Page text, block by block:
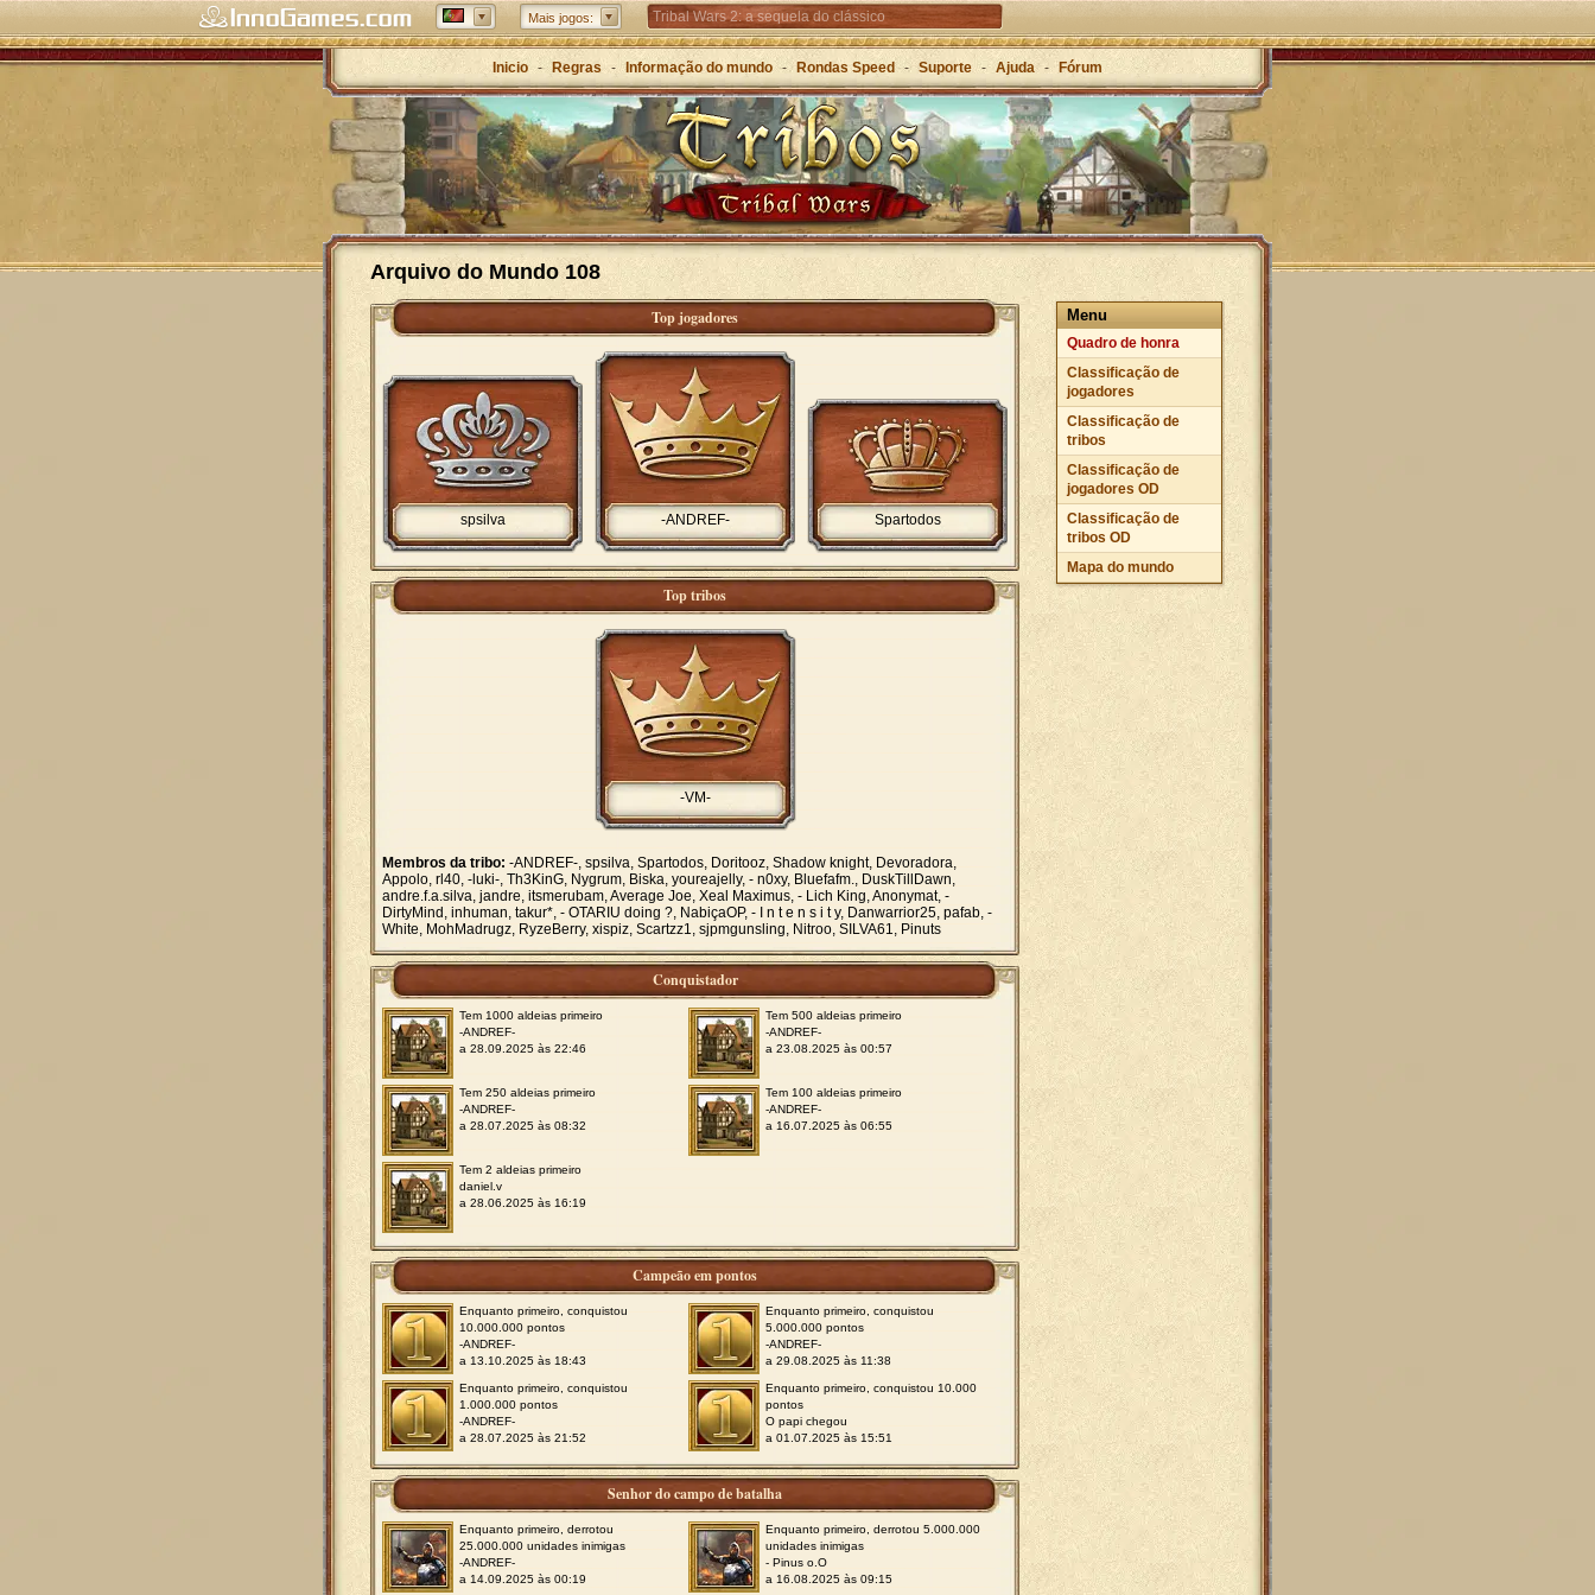
Mais jogos: Tribal Wars 2: a sequela do clássico
Forge of Empires – Estratégia ao longo das eras
Grepolis – Construa o seu império na Grécia Antiga
Inicio - Regras - Informação do mundo - Rondas Speed - Suporte - Ajuda - Fórum
Arquivo do Mundo 108
Menu
Quadro de honra
Classificação de
jogadores
Classificação de
tribos
Classificação de
jogadores OD
Classificação de
tribos OD
Mapa do mundo
Top jogadores
-ANDREF-
spsilva Spartodos
Top tribos
-VM-
Membros da tribo: -ANDREF-, spsilva, Spartodos, Doritooz, Shadow knight, Devoradora,
Appolo, rl40, -luki-, Th3KinG, Nygrum, Biska, youreajelly, - n0xy, Bluefafm., DuskTillDawn,
andre.f.a.silva, jandre, itsmerubam, Average Joe, Xeal Maximus, - Lich King, Anonymat, -
DirtyMind, inhuman, takur*, - OTARIU doing ?, NabiçaOP, - I n t e n s i t y, Danwarrior25, pafab, -
White, MohMadrugz, RyzeBerry, xispiz, Scartzz1, sjpmgunsling, Nitroo, SILVA61, Pinuts
Conquistador
Tem 1000 aldeias primeiro
-ANDREF-
a 28.09.2025 às 22:46
Tem 500 aldeias primeiro
-ANDREF-
a 23.08.2025 às 00:57
Tem 250 aldeias primeiro
-ANDREF-
a 28.07.2025 às 08:32
Tem 100 aldeias primeiro
-ANDREF-
a 16.07.2025 às 06:55
Tem 2 aldeias primeiro
daniel.v
a 28.06.2025 às 16:19
Campeão em pontos
Enquanto primeiro, conquistou
10.000.000 pontos
-ANDREF-
a 13.10.2025 às 18:43
Enquanto primeiro, conquistou
5.000.000 pontos
-ANDREF-
a 29.08.2025 às 11:38
Enquanto primeiro, conquistou
1.000.000 pontos
-ANDREF-
a 28.07.2025 às 21:52
Enquanto primeiro, conquistou 10.000
pontos
O papi chegou
a 01.07.2025 às 15:51
Senhor do campo de batalha
Enquanto primeiro, derrotou
25.000.000 unidades inimigas
-ANDREF-
a 14.09.2025 às 00:19
Enquanto primeiro, derrotou 5.000.000
unidades inimigas
- Pinus o.O
a 16.08.2025 às 09:15